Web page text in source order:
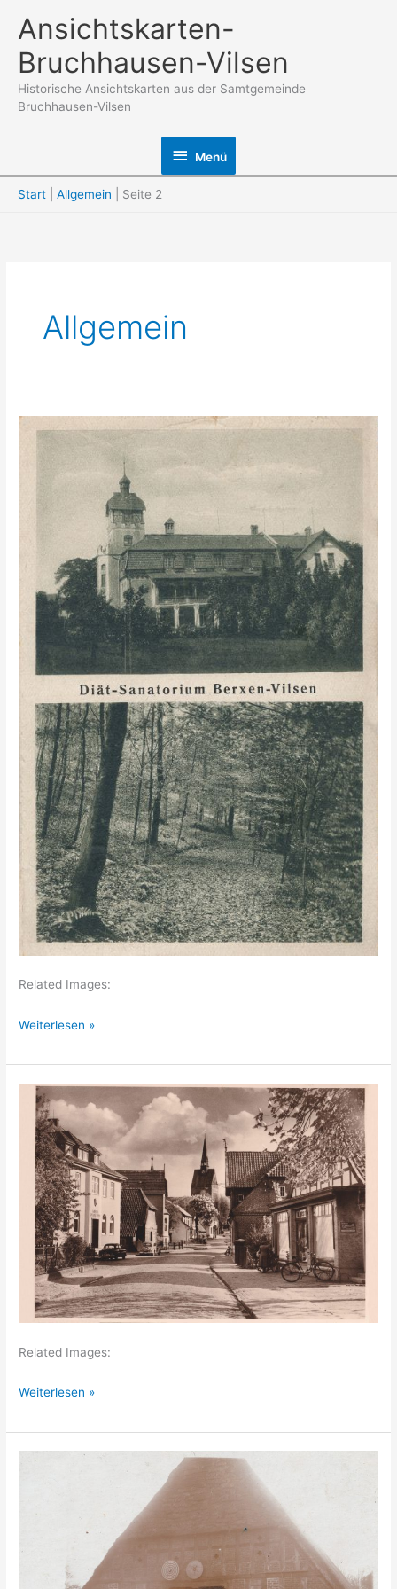
Inhalt
springen
Ansichtskarten-
Bruchhausen-Vilsen
Historische Ansichtskarten aus der Samtgemeinde
Bruchhausen-Vilsen
Menü
Menü
Start Allgemein Seite 2
Allgemein
Related Images:
Berxen
Weiterlesen »
Related Images:
Bruchhausen-
–
Bahnhofstraße
Weiterlesen »